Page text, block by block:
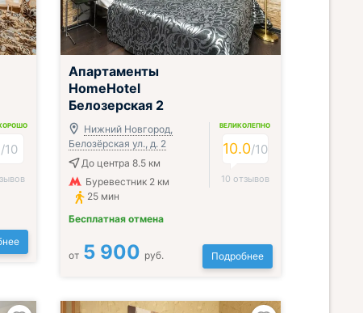
/10
Апартаменты
HomeHotel
Белозерская 2
Нижний Новгород,
Белозёрская ул., д. 2
До центра 8.5 км
Буревестник 2 км
25 мин
Бесплатная отмена
ВЕЛИКОЛЕПНО
10.0/10
10 отзывов
от 5 900 руб. Подробнее